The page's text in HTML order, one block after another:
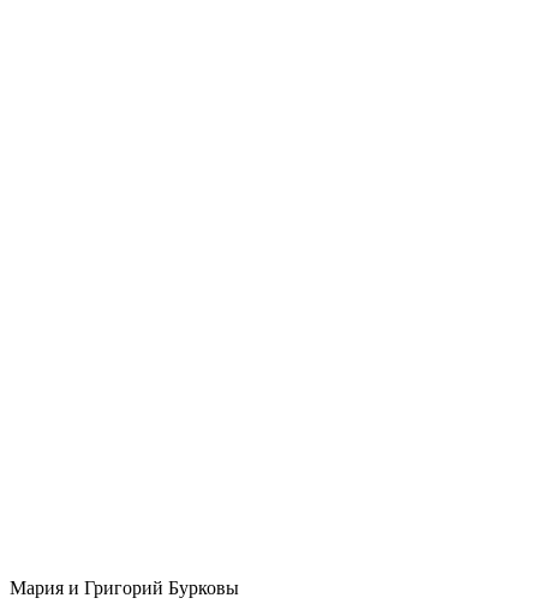
Мария и Григорий Бурковы